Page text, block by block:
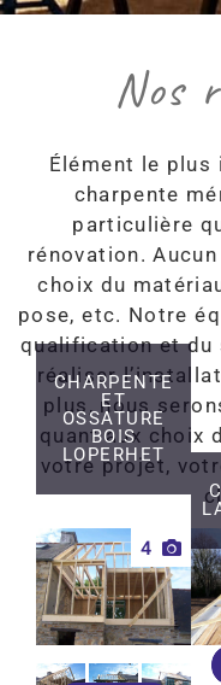
Nos
Élément le
charpente
particulière
rénovation.
choix du
pose, etc. Notre
qualification et du
réaliser
plus, nous
quant aux choix
votre projet,
4
CHARPENTE
ET
OSSATURE
BOIS
LOPERHET